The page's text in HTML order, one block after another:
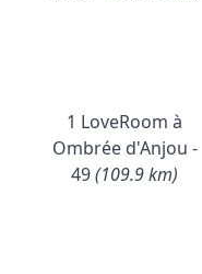
1 LoveRoom à
Ombrée d'Anjou -
49(109.9 km)